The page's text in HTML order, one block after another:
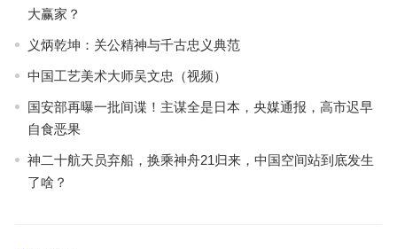
大赢家？
义炳乾坤：关公精神与千古忠义典范
中国工艺美术大师吴文忠（视频）
国安部再曝一批间谍！主谋全是日本，央媒通报，高市迟早
自食恶果
神二十航天员弃船，换乘神舟21归来，中国空间站到底发生
了啥？